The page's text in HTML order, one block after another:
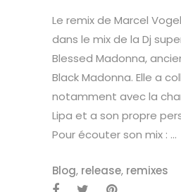
Le remix de Marcel
dans le mix de la Dj
Blessed Madonna,
Black Madonna. Elle a
notamment avec la
Lipa et a son propre
Pour écouter son mix : ...
Blog, release, remixes